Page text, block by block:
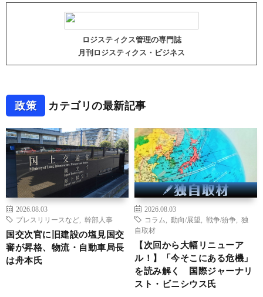
ロジスティクス管理の専門誌
月刊ロジスティクス・ビジネス
政策 カテゴリの最新記事
2026.08.03
プレスリリースなど
幹部人事
国交次官に旧建設の塩見国交
審が昇格、物流・自動車局長
は舟本氏
2026.08.03
コラム
動向/展望 戦争/紛争
独
自取材
【次回から大幅リニューア
ル！】「今そこにある危機」
を読み解く 国際ジャーナリ
スト・ビニシウス氏